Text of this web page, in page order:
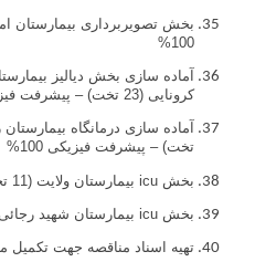
بخش تصویربرداری بیمارستان
100%
آماده سازی بخش دیالیز
کرونایی (23 تخت) – پیشرفت فیزیکی 100%
تخت) – پیشرفت فیزیکی 100%
بخش icu بیمارستان ولایت (11 تخت) – پیشرفت فیزیکی 100%
بخش icu بیمارستان شهید رجائی (5 تخت)- پیشرفت فیزیکی
تهیه اسناد مناقصه جهت تکمیل